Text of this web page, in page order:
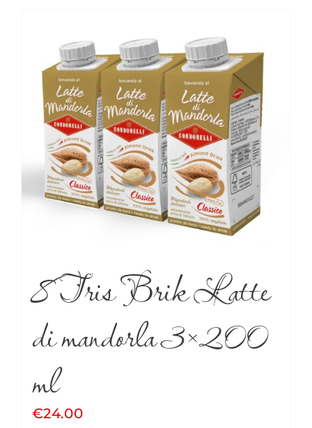
8 Tris Brik Latte
di mandorla 3×200
ml
€24.00